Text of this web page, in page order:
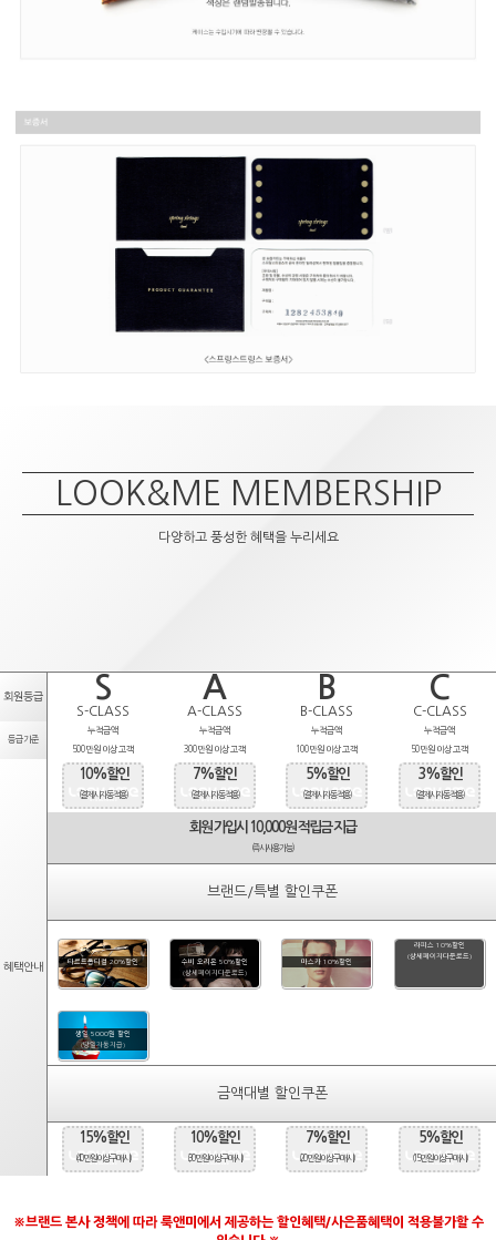
LOOK&ME MEMBERSHIP
다양하고 풍성한 혜택을 누리세요
회원등급 S A B C
S-CLASS A-CLASS B-CLASS C-CLASS
등급기준
누적금액
500만원 이상 고객
누적금액
300만원 이상 고객
누적금액
100만원 이상 고객
누적금액
50만원 이상 고객
혜택안내
10%할인
(결제시 자동적용)
7%할인
(결제시 자동적용)
5%할인
(결제시 자동적용)
3%할인
(결제시 자동적용)
회원 가입시 10,000원 적립금 지급
(즉시사용가능)
브랜드/특별 할인쿠폰
타르트옵티컬 20%할인
수비 오리온 50%할인
(상세페이지다운로드)
마스카 10%할인
라피스 10%할인
(상세페이지다운로드)
생일 5000원 할인
(당일자동지급)
금액대별 할인쿠폰
15%할인
(40만원 이상 구매시)
10%할인
(30만원 이상 구매시)
7%할인
(20만원 이상 구매시)
5%할인
(15만원 이상 구매시)
※브랜드 본사 정책에 따라 룩앤미에서 제공하는 할인혜택/사은품혜택이 적용불가할 수